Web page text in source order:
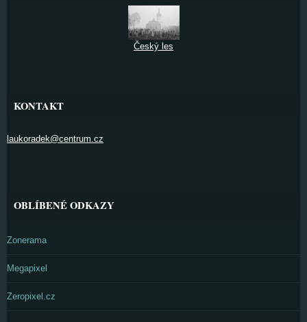
Český les
KONTAKT
laukoradek@centrum.cz
OBLÍBENÉ ODKAZY
Zonerama
Megapixel
Zeropixel.cz